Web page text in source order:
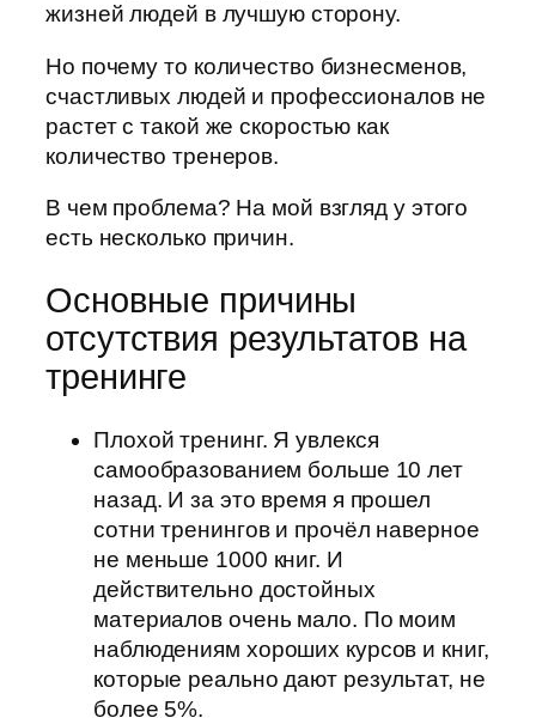
жизней людей в лучшую сторону.
Но почему то количество бизнесменов,
счастливых людей и профессионалов не
растет с такой же скоростью как
количество тренеров.
В чем проблема? На мой взгляд у этого
есть несколько причин.
Основные причины
отсутствия результатов на
тренинге
Плохой тренинг. Я увлекся
самообразованием больше 10 лет
назад. И за это время я прошел
сотни тренингов и прочёл наверное
не меньше 1000 книг. И
действительно достойных
материалов очень мало. По моим
наблюдениям хороших курсов и книг,
которые реально дают результат, не
более 5%.